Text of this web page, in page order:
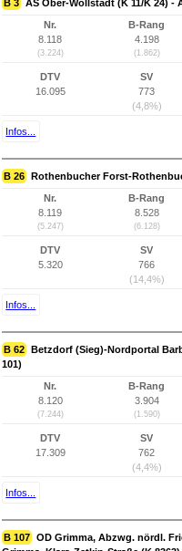
B 3 AS Ober-Wöllstadt (K 11/K 24) -
Nr.
8.118
(3.224)
B-Rang
4.198
(1.862)
DTV
16.095
SV
773
(4,8%)
Infos...
B 26 Rothenbucher Forst-
Nr.
8.119
(5.247)
B-Rang
8.528
(6.128)
DTV
5.320
SV
766
(14,4%)
Infos...
B 62 Betzdorf (Sieg)-Nordportal
101)
Nr.
8.120
(7.244)
B-Rang
3.904
(1.590)
DTV
17.309
SV
762
(4,4%)
Infos...
B 107 OD Grimma, Abzwg. nördl.